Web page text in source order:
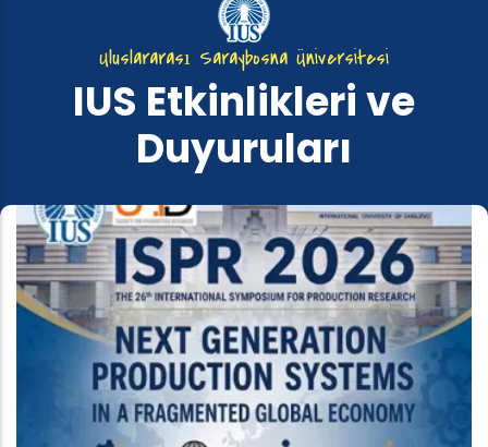
Uluslararası Saraybosna Üniversitesi
IUS Etkinlikleri ve
Duyuruları